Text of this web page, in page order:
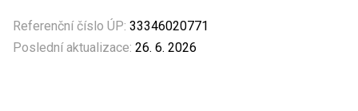
Referenční číslo ÚP: 33346020771
Poslední aktualizace: 26. 6. 2026